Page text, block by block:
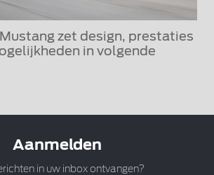
zet design, prestaties
in volgende
Aanmelden
in uw inbox ontvangen?